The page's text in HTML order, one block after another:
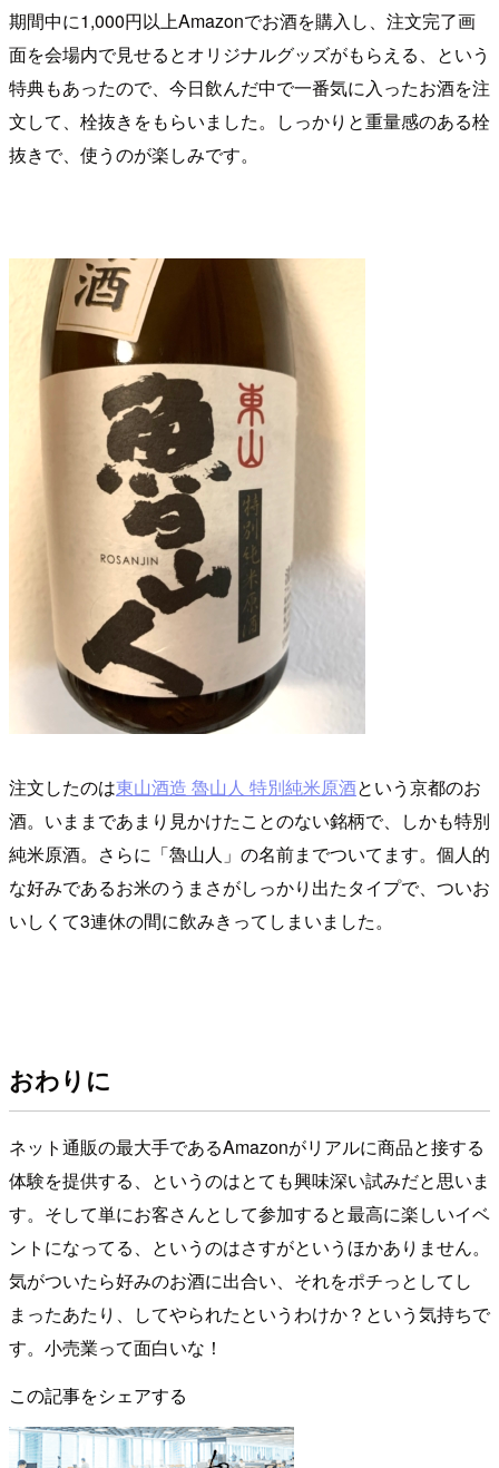
期間中に1,000円以上Amazonでお酒を購入し、注文完了画
面を会場内で見せるとオリジナルグッズがもらえる、という
特典もあったので、今日飲んだ中で一番気に入ったお酒を注
文して、栓抜きをもらいました。しっかりと重量感のある栓
抜きで、使うのが楽しみです。
注文したのは東山酒造 魯山人 特別純米原酒という京都のお
酒。いままであまり見かけたことのない銘柄で、しかも特別
純米原酒。さらに「魯山人」の名前までついてます。個人的
な好みであるお米のうまさがしっかり出たタイプで、ついお
いしくて3連休の間に飲みきってしまいました。
おわりに
ネット通販の最大手であるAmazonがリアルに商品と接する
体験を提供する、というのはとても興味深い試みだと思いま
す。そして単にお客さんとして参加すると最高に楽しいイベ
ントになってる、というのはさすがというほかありません。
気がついたら好みのお酒に出合い、それをポチっとしてし
まったあたり、してやられたというわけか？という気持ちで
す。小売業って面白いな！
この記事をシェアする